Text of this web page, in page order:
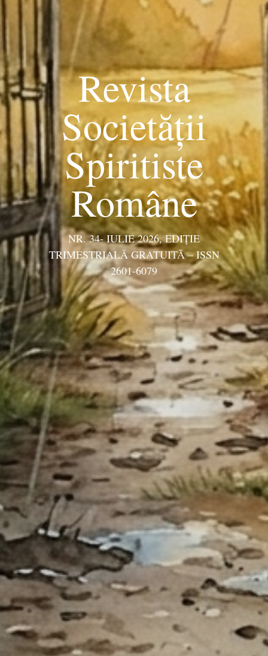
Revista
Societății
Spiritiste
Române
NR. 34- IULIE 2026, EDIŢIE
TRIMESTRIALĂ GRATUITĂ – ISSN
2601-6079